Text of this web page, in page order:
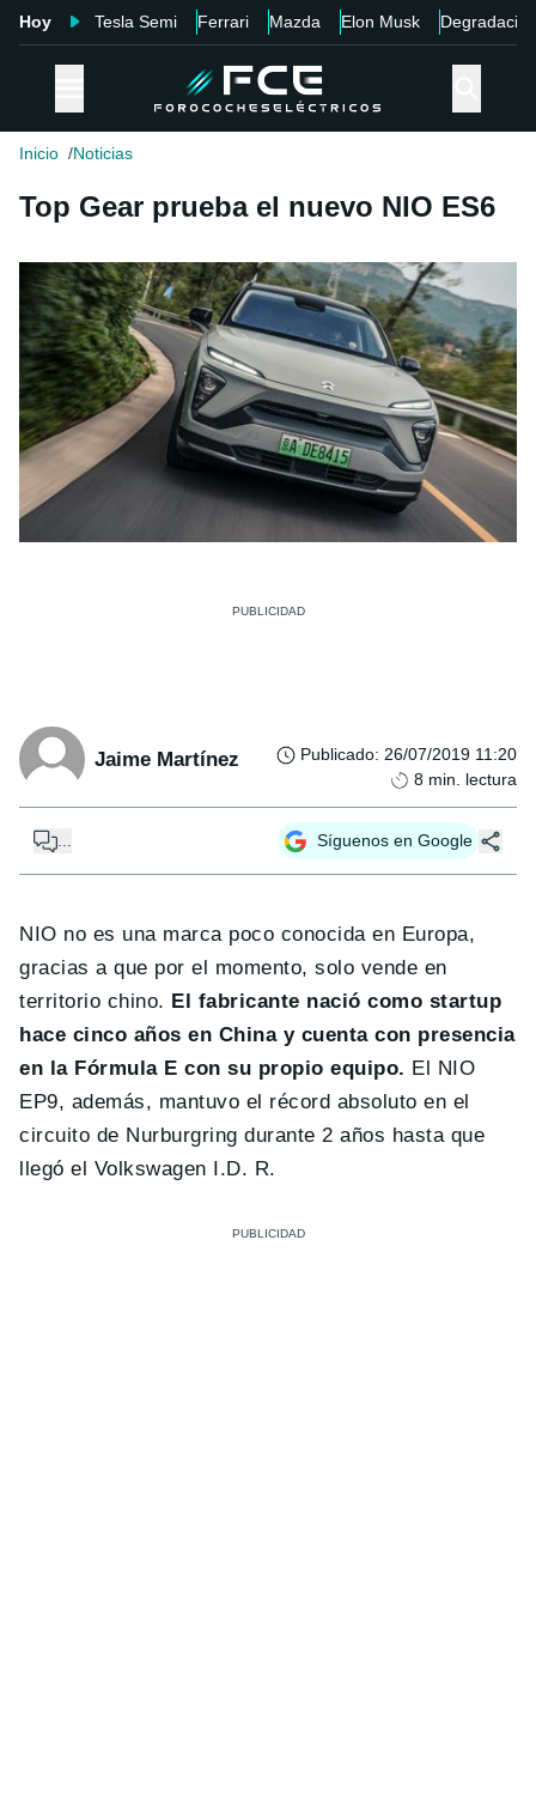
Hoy Tesla Semi Ferrari Mazda Elon Musk Degradación
Inicio Noticias
Top Gear prueba el nuevo NIO ES6
Jaime Martínez Publicado: 26/07/2019 11:20
8 min. lectura
... Síguenos en Google
NIO no es una marca poco conocida en Europa,
gracias a que por el momento, solo vende en
territorio chino. El fabricante nació como startup
hace cinco años en China y cuenta con presencia
en la Fórmula E con su propio equipo. El NIO
EP9, además, mantuvo el récord absoluto en el
circuito de Nurburgring durante 2 años hasta que
llegó el Volkswagen I.D. R.